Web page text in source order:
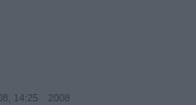
14:25 2008